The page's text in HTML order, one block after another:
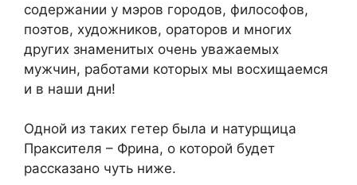
содержании у мэров городов, философов,
поэтов, художников, ораторов и многих
других знаменитых очень уважаемых
мужчин, работами которых мы восхищаемся
и в наши дни!
Одной из таких гетер была и натурщица
Праксителя – Фрина, о которой будет
рассказано чуть ниже.